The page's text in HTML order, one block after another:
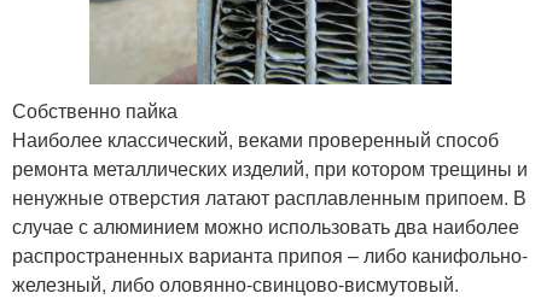
Собственно пайка
Наиболее классический, веками проверенный способ
ремонта металлических изделий, при котором трещины и
ненужные отверстия латают расплавленным припоем. В
случае с алюминием можно использовать два наиболее
распространенных варианта припоя – либо канифольно-
железный, либо оловянно-свинцово-висмутовый.